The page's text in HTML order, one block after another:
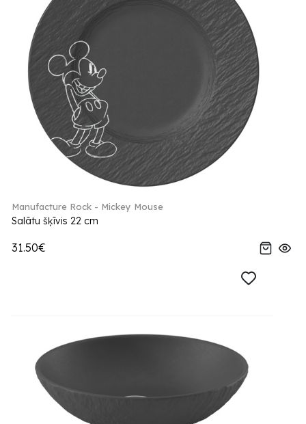
Manufacture Rock - Mickey Mouse
Salātu šķīvis 22 cm
31.50€